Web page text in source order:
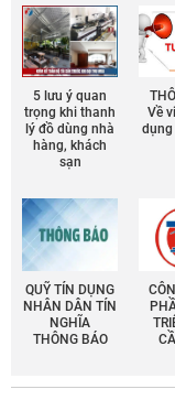
5 lưu ý quan
trọng khi thanh
lý đồ dùng nhà
hàng, khách
sạn
Về
dụng
QUỸ TÍN DỤNG
NHÂN DÂN TÍN
NGHĨA
THÔNG BÁO